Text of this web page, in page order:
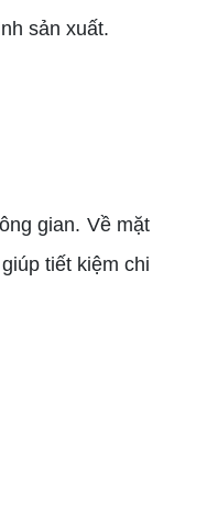
sản xuất.
gian. Về mặt
tiết kiệm chi